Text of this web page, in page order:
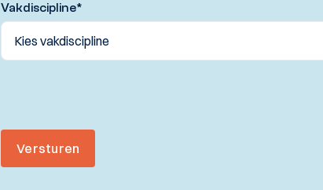
Vakdiscipline*
Versturen